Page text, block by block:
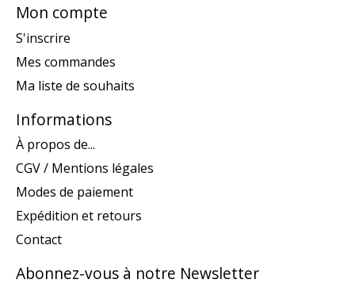
Mon compte
S'inscrire
Mes commandes
Ma liste de souhaits
Informations
À propos de...
CGV / Mentions légales
Modes de paiement
Expédition et retours
Contact
Abonnez-vous à notre Newsletter